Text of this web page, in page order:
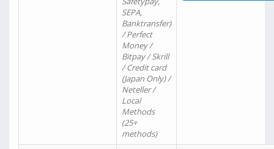
SEPA,
Banktransfer)
/ Perfect
Money /
Bitpay / Skrill
/ Credit card
(Japan Only) /
Neteller /
Local
Methods
(25+
methods)